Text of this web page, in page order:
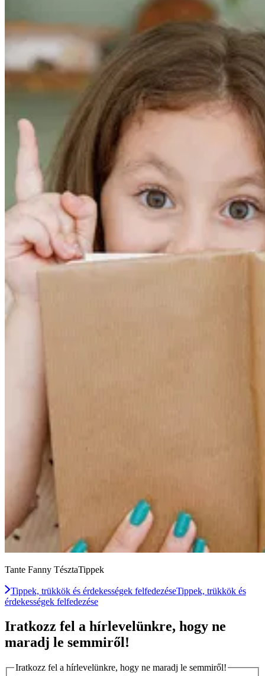
Tante Fanny TésztaTippek
Tippek, trükkök és érdekességek felfedezéseTippek, trükkök és
érdekességek felfedezése
Iratkozz fel a hírlevelünkre, hogy ne
maradj le semmiről!
Iratkozz fel a hírlevelünkre, hogy ne maradj le semmiről!